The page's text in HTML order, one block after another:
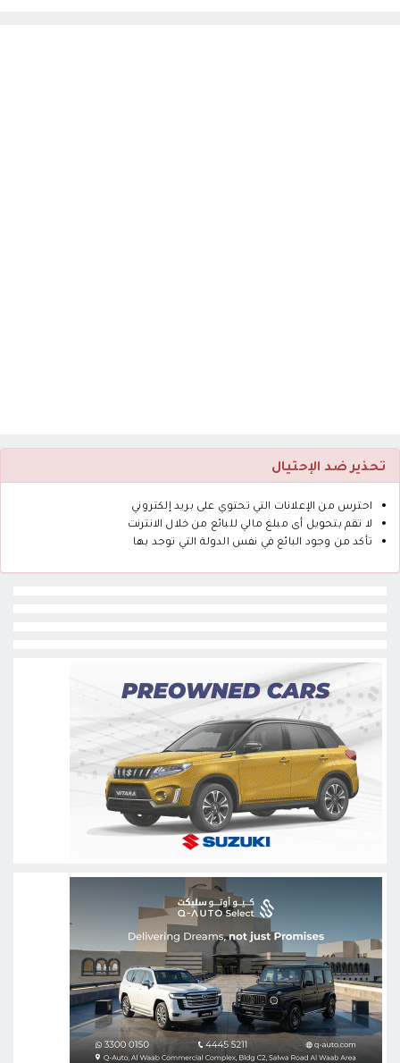
تحذير ضد الإحتيال
احترس من الإعلانات التي تحتوي على بريد إلكتروني
لا تقم بتحويل أى مبلغ مالي للبائع من خلال الانترنت
تأكد من وجود البائع في نفس الدولة التي توجد بها